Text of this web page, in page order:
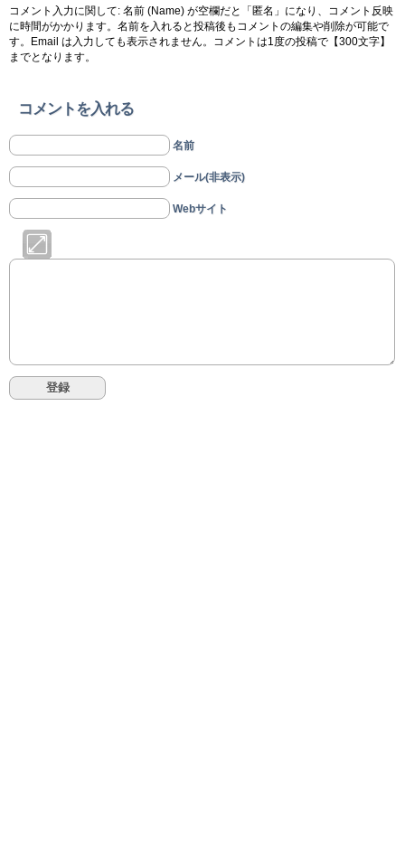
コメント入力に関して: 名前 (Name) が空欄だと「匿名」になり、コメント反映
に時間がかかります。名前を入れると投稿後もコメントの編集や削除が可能で
す。Email は入力しても表示されません。コメントは1度の投稿で【300文字】
までとなります。
コメントを入れる
名前
メール(非表示)
Webサイト